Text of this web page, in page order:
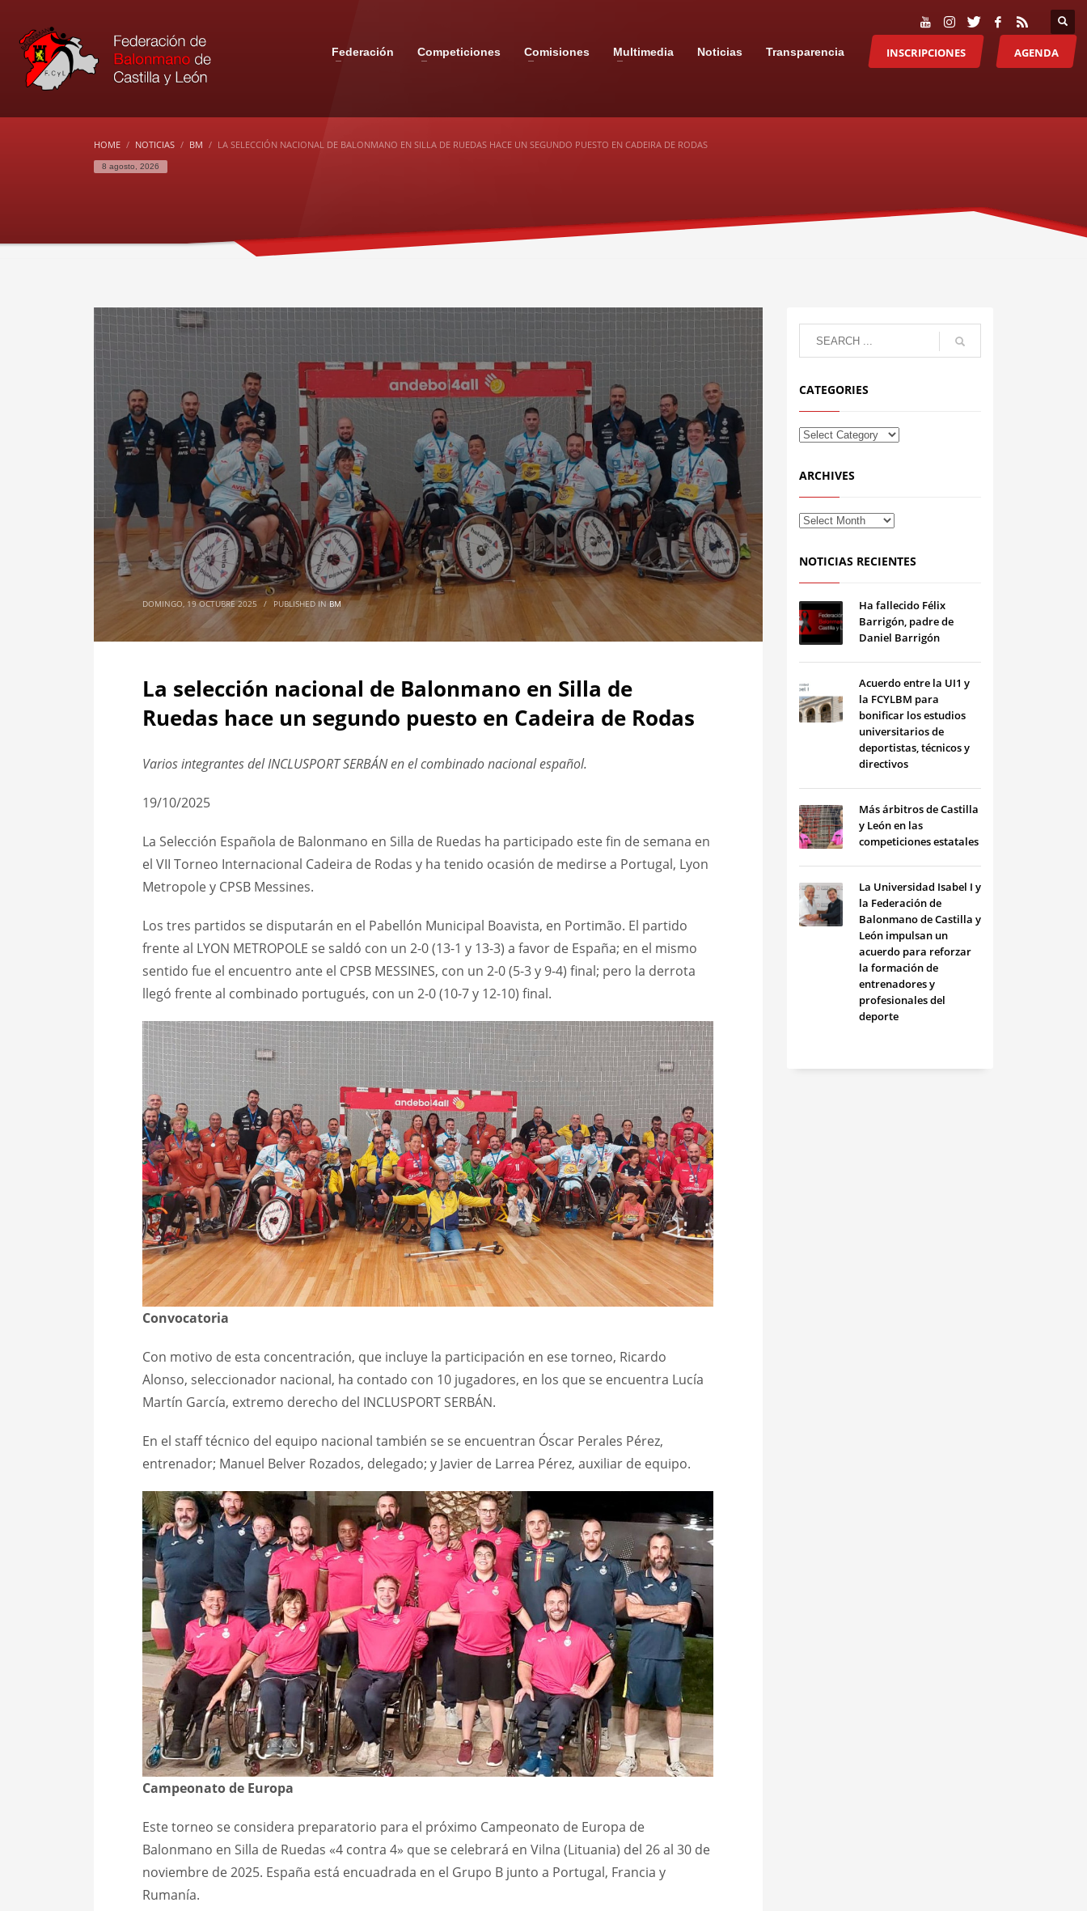
Federación Competiciones Comisiones Multimedia Noticias Transparencia INSCRIPCIONES AGENDA
HOME NOTICIAS BM LA SELECCIÓN NACIONAL DE BALONMANO EN SILLA DE RUEDAS HACE UN SEGUNDO PUESTO EN CADEIRA DE RODAS
8 agosto, 2026
DOMINGO, 19 OCTUBRE 2025 / PUBLISHED INBM
La selección nacional de Balonmano en Silla de
Ruedas hace un segundo puesto en Cadeira de Rodas
Varios integrantes del INCLUSPORT SERBÁN en el combinado nacional español.
19/10/2025
La Selección Española de Balonmano en Silla de Ruedas ha participado este fin de semana en
el VII Torneo Internacional Cadeira de Rodas y ha tenido ocasión de medirse a Portugal, Lyon
Metropole y CPSB Messines.
Los tres partidos se disputarán en el Pabellón Municipal Boavista, en Portimão. El partido
frente al LYON METROPOLE se saldó con un 2-0 (13-1 y 13-3) a favor de España; en el mismo
sentido fue el encuentro ante el CPSB MESSINES, con un 2-0 (5-3 y 9-4) final; pero la derrota
llegó frente al combinado portugués, con un 2-0 (10-7 y 12-10) final.
Convocatoria
Con motivo de esta concentración, que incluye la participación en ese torneo, Ricardo
Alonso, seleccionador nacional, ha contado con 10 jugadores, en los que se encuentra Lucía
Martín García, extremo derecho del INCLUSPORT SERBÁN.
En el staff técnico del equipo nacional también se se encuentran Óscar Perales Pérez,
entrenador; Manuel Belver Rozados, delegado; y Javier de Larrea Pérez, auxiliar de equipo.
Campeonato de Europa
Este torneo se considera preparatorio para el próximo Campeonato de Europa de
Balonmano en Silla de Ruedas «4 contra 4» que se celebrará en Vilna (Lituania) del 26 al 30 de
noviembre de 2025. España está encuadrada en el Grupo B junto a Portugal, Francia y
Rumanía.
CATEGORIES
ARCHIVES
NOTICIAS RECIENTES
Ha fallecido Félix
Barrigón, padre de
Daniel Barrigón
Acuerdo entre la UI1 y
la FCYLBM para
bonificar los estudios
universitarios de
deportistas, técnicos y
directivos
Más árbitros de Castilla
y León en las
competiciones estatales
La Universidad Isabel I y
la Federación de
Balonmano de Castilla y
León impulsan un
acuerdo para reforzar
la formación de
entrenadores y
profesionales del
deporte